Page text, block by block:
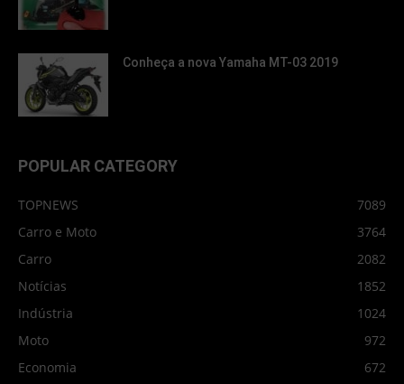
Conheça a nova Yamaha MT-03 2019
POPULAR CATEGORY
TOPNEWS
7089
Carro e Moto
3764
Carro
2082
Notícias
1852
Indústria
1024
Moto
972
Economia
672